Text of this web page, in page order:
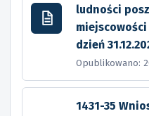
ludności
dzień
Opublikowano:
1431-35